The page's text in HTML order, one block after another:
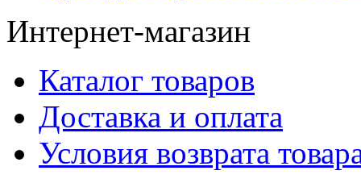
Интернет-магазин
Каталог товаров
Доставка и оплата
Условия возврата